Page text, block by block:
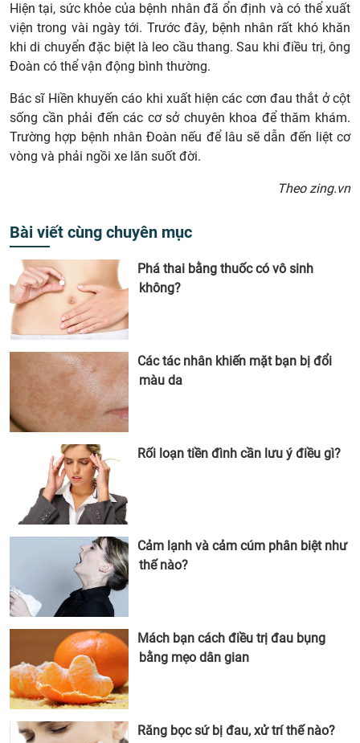
Hiện tại, sức khỏe của bệnh nhân đã ổn định và có thể xuất
viện trong vài ngày tới. Trước đây, bệnh nhân rất khó khăn
khi di chuyển đặc biệt là leo cầu thang. Sau khi điều trị, ông
Đoàn có thể vận động bình thường.
Bác sĩ Hiền khuyến cáo khi xuất hiện các cơn đau thắt ở cột
sống cần phải đến các cơ sở chuyên khoa để thăm khám.
Trường hợp bệnh nhân Đoàn nếu để lâu sẽ dẫn đến liệt cơ
vòng và phải ngồi xe lăn suốt đời.
Theo zing.vn
Bài viết cùng chuyên mục
Phá thai bằng thuốc có vô sinh
không?
Các tác nhân khiến mặt bạn bị đổi
màu da
Rối loạn tiền đình cần lưu ý điều gì?
Cảm lạnh và cảm cúm phân biệt như
thế nào?
Mách bạn cách điều trị đau bụng
bằng mẹo dân gian
Răng bọc sứ bị đau, xử trí thế nào?